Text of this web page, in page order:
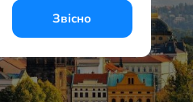
Звісно